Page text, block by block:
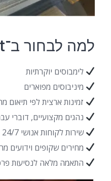
למה לבחור ב־taxis2airport?
לימבוסים יוקרתיות
מיניבוסים מפוארים
זמינות ארצית לפי תיאום
נהגים מקצועיים, דוברי
שירות לקוחות אנושי 24/7
מחירים שקופים וידועים
התאמה מלאה לנסיעות